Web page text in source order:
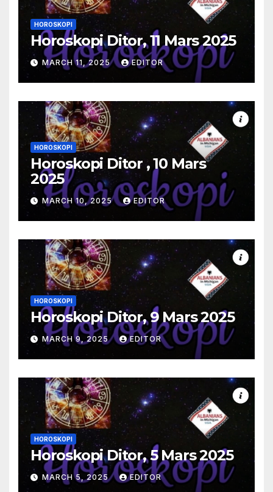
HOROSKOPI
Horoskopi Ditor, 11 Mars 2025
MARCH 11, 2025 EDITOR
HOROSKOPI
Horoskopi Ditor , 10 Mars
2025
MARCH 10, 2025 EDITOR
HOROSKOPI
Horoskopi Ditor, 9 Mars 2025
MARCH 9, 2025 EDITOR
HOROSKOPI
Horoskopi Ditor, 5 Mars 2025
MARCH 5, 2025 EDITOR